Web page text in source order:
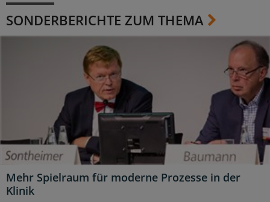
SONDERBERICHTE ZUM THEMA
Mehr Spielraum für moderne Prozesse in der
Klinik